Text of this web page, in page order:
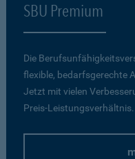
SBU Premium
Die
flexible, bedarfsgerechte
Jetzt mit vielen
Preis-Leistungsverhältnis.